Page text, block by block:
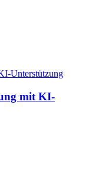
mit KI-